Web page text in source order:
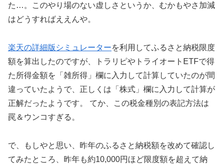
た…。このやり場のない虚しさというか、むかもやさ加減
はどうすればええんや。
楽天の詳細版シミュレーターを利用してふるさと納税限度
額を算出したのですが、トラリピやトライオートETFで得
た所得金額を「雑所得」欄に入力して計算していたのが間
違っていたようで、正しくは「株式」欄に入力して計算が
正解だったようです。 てか、この税金種別の表記方法は
罠＆ウンコすぎる。
で、もしやと思い、昨年のふるさと納税額を改めて確認し
てみたところ、昨年も約10,000円ほど限度額を超えて納